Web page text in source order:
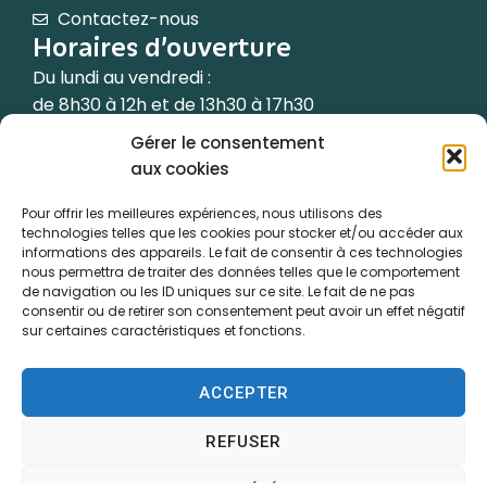
Gérer le consentement
aux cookies
Pour offrir les meilleures expériences, nous utilisons des
technologies telles que les cookies pour stocker et/ou accéder aux
informations des appareils. Le fait de consentir à ces technologies
nous permettra de traiter des données telles que le comportement
de navigation ou les ID uniques sur ce site. Le fait de ne pas
consentir ou de retirer son consentement peut avoir un effet négatif
sur certaines caractéristiques et fonctions.
ACCEPTER
REFUSER
Contactez-nous
Horaires d’ouverture
Du lundi au vendredi :
de 8h30 à 12h et de 13h30 à 17h30
Le samedi de 9h à 12h
Accessibilité
Plan du site
Confidentialité